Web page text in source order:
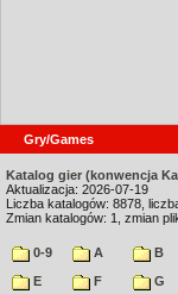
Gry/Games
Katalog gier (konwencja
Aktualizacja: 2026-07-19
Liczba katalogów: 8878,
Zmian katalogów: 1, zmian
0-9 A B
E
F G